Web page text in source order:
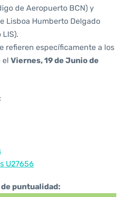
de Aeropuerto BCN) y
Lisboa Humberto Delgado
refieren específicamente a los
el Viernes, 19 de Junio de
U27656
puntualidad: